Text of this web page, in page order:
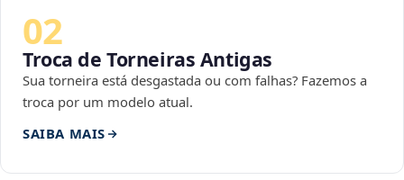
02
Troca de Torneiras Antigas
Sua torneira está desgastada ou com falhas? Fazemos a
troca por um modelo atual.
SAIBA MAIS